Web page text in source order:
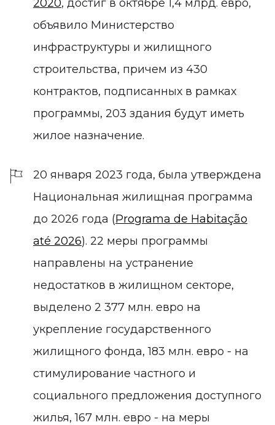
2020, достиг в октябре 1,4 млрд. евро,
объявило Министерство
инфраструктуры и жилищного
строительства, причем из 430
контрактов, подписанных в рамках
программы, 203 здания будут иметь
жилое назначение.
20 января 2023 года, была утверждена
Национальная жилищная программа
до 2026 года (Programa de Habitação
até 2026). 22 меры программы
направлены на устранение
недостатков в жилищном секторе,
выделено 2 377 млн. евро на
укрепление государственного
жилищного фонда, 183 млн. евро - на
стимулирование частного и
социального предложения доступного
жилья, 167 млн. евро - на меры